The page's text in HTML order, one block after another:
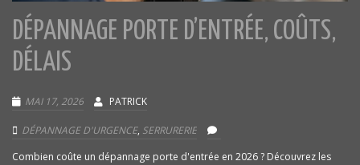
DÉPANNAGE PORTE D’ENTRÉE, COÛTS,
DÉLAIS
MAI 17, 2026 PATRICK
DÉPANNAGE D'URGENCE, SERRURERIE
Combien coûte un dépannage porte d'entrée en 2026 ? Découvrez les